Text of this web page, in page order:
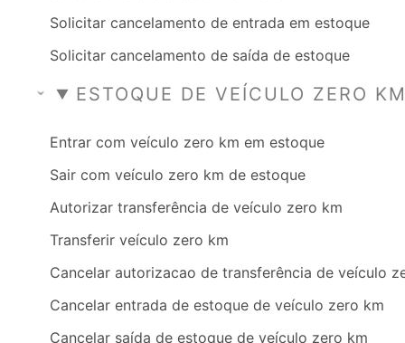
Solicitar cancelamento de entrada em estoque
Solicitar cancelamento de saída de estoque
ESTOQUE DE VEÍCULO ZERO
Entrar com veículo zero km em estoque
Sair com veículo zero km de estoque
Autorizar transferência de veículo zero km
Transferir veículo zero km
Cancelar autorizacao de transferência de veículo
Cancelar entrada de estoque de veículo zero km
Cancelar saída de estoque de veículo zero km